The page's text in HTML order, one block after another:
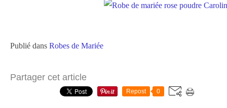
Publié dans Robes de Mariée
Partager cet article
Repost 0